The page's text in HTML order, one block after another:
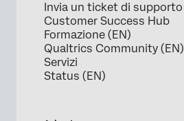
Invia un ticket di supporto
Customer Success Hub
Formazione (EN)
Qualtrics Community (EN)
Servizi
Status (EN)